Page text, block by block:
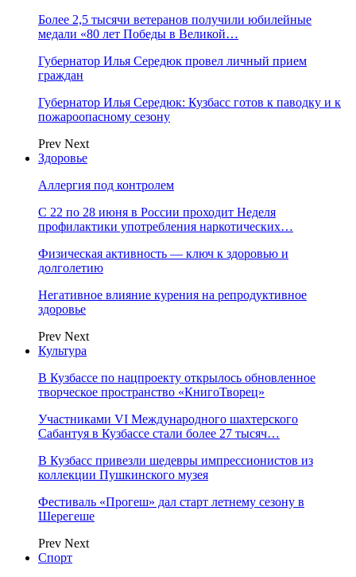
Более 2,5 тысячи ветеранов получили юбилейные
медали «80 лет Победы в Великой…
Губернатор Илья Середюк провел личный прием
граждан
Губернатор Илья Середюк: Кузбасс готов к паводку и к
пожароопасному сезону
Prev Next
Здоровье
Аллергия под контролем
С 22 по 28 июня в России проходит Неделя
профилактики употребления наркотических…
Физическая активность — ключ к здоровью и
долголетию
Негативное влияние курения на репродуктивное
здоровье
Prev Next
Культура
В Кузбассе по нацпроекту открылось обновленное
творческое пространство «КнигоТворец»
Участниками VI Международного шахтерского
Сабантуя в Кузбассе стали более 27 тысяч…
В Кузбасс привезли шедевры импрессионистов из
коллекции Пушкинского музея
Фестиваль «Прогеш» дал старт летнему сезону в
Шерегеше
Prev Next
Спорт